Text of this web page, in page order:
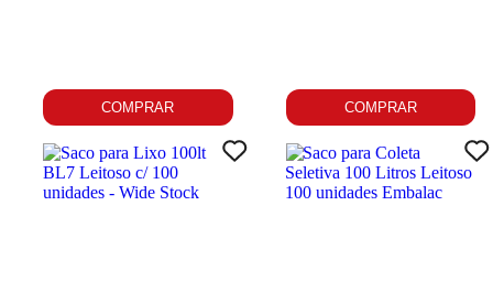
COMPRAR COMPRAR